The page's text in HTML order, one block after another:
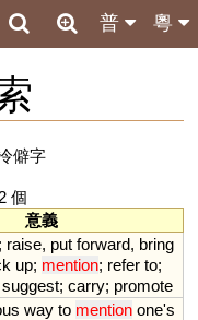
粵
普
僻字
個
意義
; raise, put forward, bring
up; mention; refer to;
suggest; carry; promote
way to mention one's